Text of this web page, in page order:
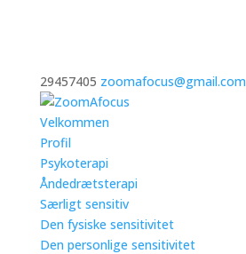
29457405 zoomafocus@gmail.com
Velkommen
Profil
Psykoterapi
Åndedrætsterapi
Særligt sensitiv
Den fysiske sensitivitet
Den personlige sensitivitet